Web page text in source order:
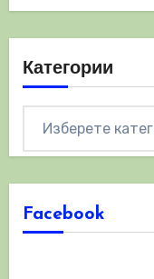
Категории
Facebook